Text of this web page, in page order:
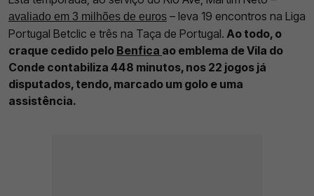
avaliado em 3 milhões de euros – leva 19 encontros na Liga
Portugal Betclic e três na Taça de Portugal. Ao todo, o
craque cedido pelo Benfica ao emblema de Vila do
Conde contabiliza 448 minutos, nos 22 jogos já
disputados, tendo, marcado um golo e uma
assistência.